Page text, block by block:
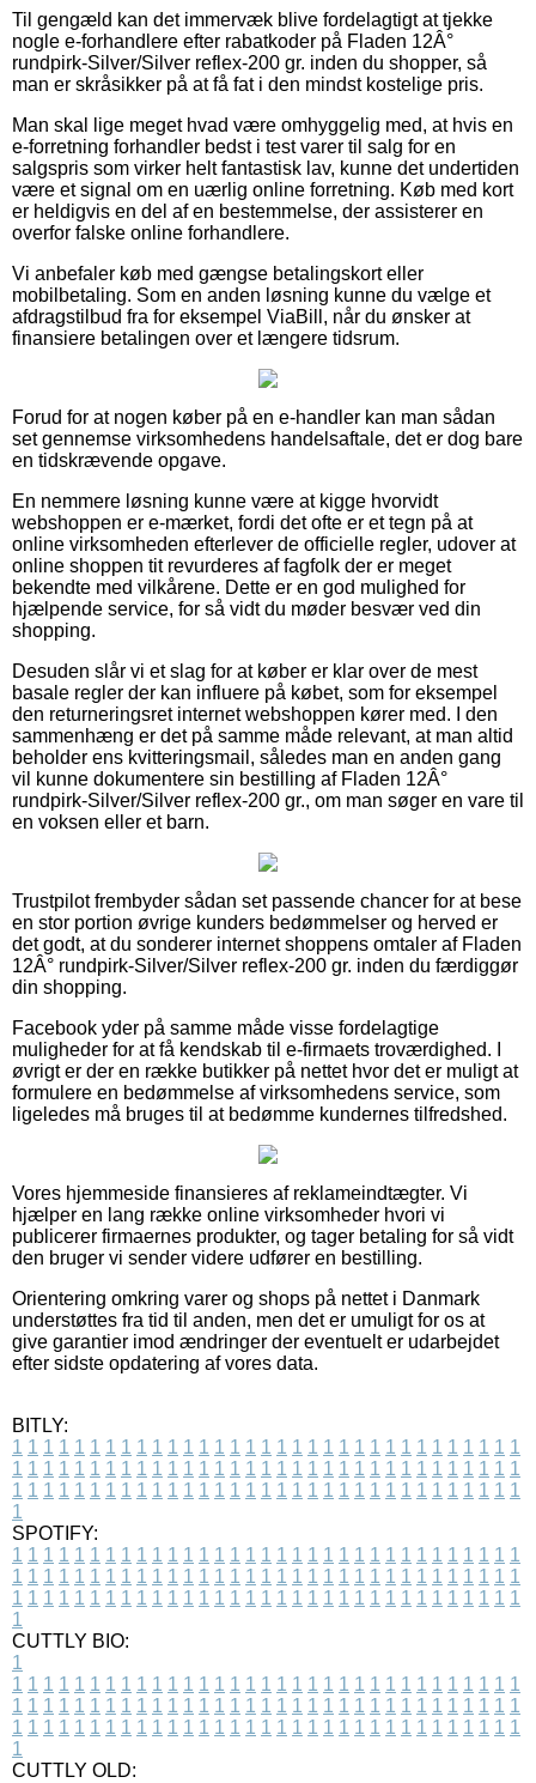
Til gengæld kan det immervæk blive fordelagtigt at tjekke
nogle e-forhandlere efter rabatkoder på Fladen 12Â°
rundpirk-Silver/Silver reflex-200 gr. inden du shopper, så
man er skråsikker på at få fat i den mindst kostelige pris.
Man skal lige meget hvad være omhyggelig med, at hvis en
e-forretning forhandler bedst i test varer til salg for en
salgspris som virker helt fantastisk lav, kunne det undertiden
være et signal om en uærlig online forretning. Køb med kort
er heldigvis en del af en bestemmelse, der assisterer en
overfor falske online forhandlere.
Vi anbefaler køb med gængse betalingskort eller
mobilbetaling. Som en anden løsning kunne du vælge et
afdragstilbud fra for eksempel ViaBill, når du ønsker at
finansiere betalingen over et længere tidsrum.
Forud for at nogen køber på en e-handler kan man sådan
set gennemse virksomhedens handelsaftale, det er dog bare
en tidskrævende opgave.
En nemmere løsning kunne være at kigge hvorvidt
webshoppen er e-mærket, fordi det ofte er et tegn på at
online virksomheden efterlever de officielle regler, udover at
online shoppen tit revurderes af fagfolk der er meget
bekendte med vilkårene. Dette er en god mulighed for
hjælpende service, for så vidt du møder besvær ved din
shopping.
Desuden slår vi et slag for at køber er klar over de mest
basale regler der kan influere på købet, som for eksempel
den returneringsret internet webshoppen kører med. I den
sammenhæng er det på samme måde relevant, at man altid
beholder ens kvitteringsmail, således man en anden gang
vil kunne dokumentere sin bestilling af Fladen 12Â°
rundpirk-Silver/Silver reflex-200 gr., om man søger en vare til
en voksen eller et barn.
Trustpilot frembyder sådan set passende chancer for at bese
en stor portion øvrige kunders bedømmelser og herved er
det godt, at du sonderer internet shoppens omtaler af Fladen
12Â° rundpirk-Silver/Silver reflex-200 gr. inden du færdiggør
din shopping.
Facebook yder på samme måde visse fordelagtige
muligheder for at få kendskab til e-firmaets troværdighed. I
øvrigt er der en række butikker på nettet hvor det er muligt at
formulere en bedømmelse af virksomhedens service, som
ligeledes må bruges til at bedømme kundernes tilfredshed.
Vores hjemmeside finansieres af reklameindtægter. Vi
hjælper en lang række online virksomheder hvori vi
publicerer firmaernes produkter, og tager betaling for så vidt
den bruger vi sender videre udfører en bestilling.
Orientering omkring varer og shops på nettet i Danmark
understøttes fra tid til anden, men det er umuligt for os at
give garantier imod ændringer der eventuelt er udarbejdet
efter sidste opdatering af vores data.
BITLY:
1 1 1 1 1 1 1 1 1 1 1 1 1 1 1 1 1 1 1 1 1 1 1 1 1 1 1 1 1 1 1 1 1
1 1 1 1 1 1 1 1 1 1 1 1 1 1 1 1 1 1 1 1 1 1 1 1 1 1 1 1 1 1 1 1 1
1 1 1 1 1 1 1 1 1 1 1 1 1 1 1 1 1 1 1 1 1 1 1 1 1 1 1 1 1 1 1 1 1
1
SPOTIFY:
1 1 1 1 1 1 1 1 1 1 1 1 1 1 1 1 1 1 1 1 1 1 1 1 1 1 1 1 1 1 1 1 1
1 1 1 1 1 1 1 1 1 1 1 1 1 1 1 1 1 1 1 1 1 1 1 1 1 1 1 1 1 1 1 1 1
1 1 1 1 1 1 1 1 1 1 1 1 1 1 1 1 1 1 1 1 1 1 1 1 1 1 1 1 1 1 1 1 1
1
CUTTLY BIO:
1
1 1 1 1 1 1 1 1 1 1 1 1 1 1 1 1 1 1 1 1 1 1 1 1 1 1 1 1 1 1 1 1 1
1 1 1 1 1 1 1 1 1 1 1 1 1 1 1 1 1 1 1 1 1 1 1 1 1 1 1 1 1 1 1 1 1
1 1 1 1 1 1 1 1 1 1 1 1 1 1 1 1 1 1 1 1 1 1 1 1 1 1 1 1 1 1 1 1 1
1
CUTTLY OLD: